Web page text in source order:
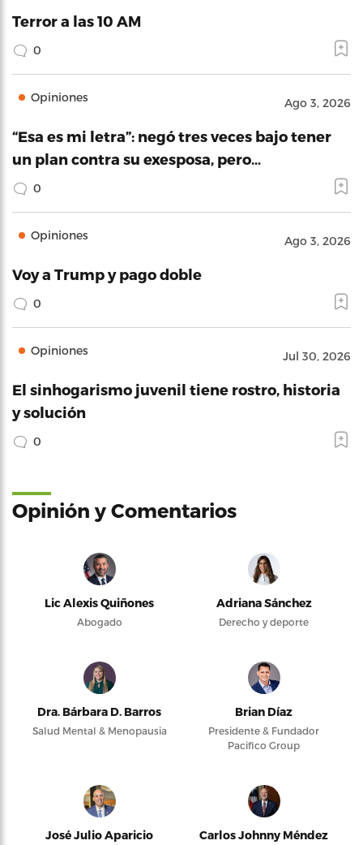
Terror a las 10 AM
0
Opiniones Ago 3, 2026
“Esa es mi letra”: negó tres veces bajo tener
un plan contra su exesposa, pero…
0
Opiniones Ago 3, 2026
Voy a Trump y pago doble
0
Opiniones Jul 30, 2026
El sinhogarismo juvenil tiene rostro, historia
y solución
0
Opinión y Comentarios
Lic Alexis Quiñones
Abogado
Adriana Sánchez
Derecho y deporte
Dra. Bárbara D. Barros
Salud Mental & Menopausia
Brian Díaz
Presidente & Fundador
Pacifico Group
José Julio Aparicio
Carlos Johnny Méndez